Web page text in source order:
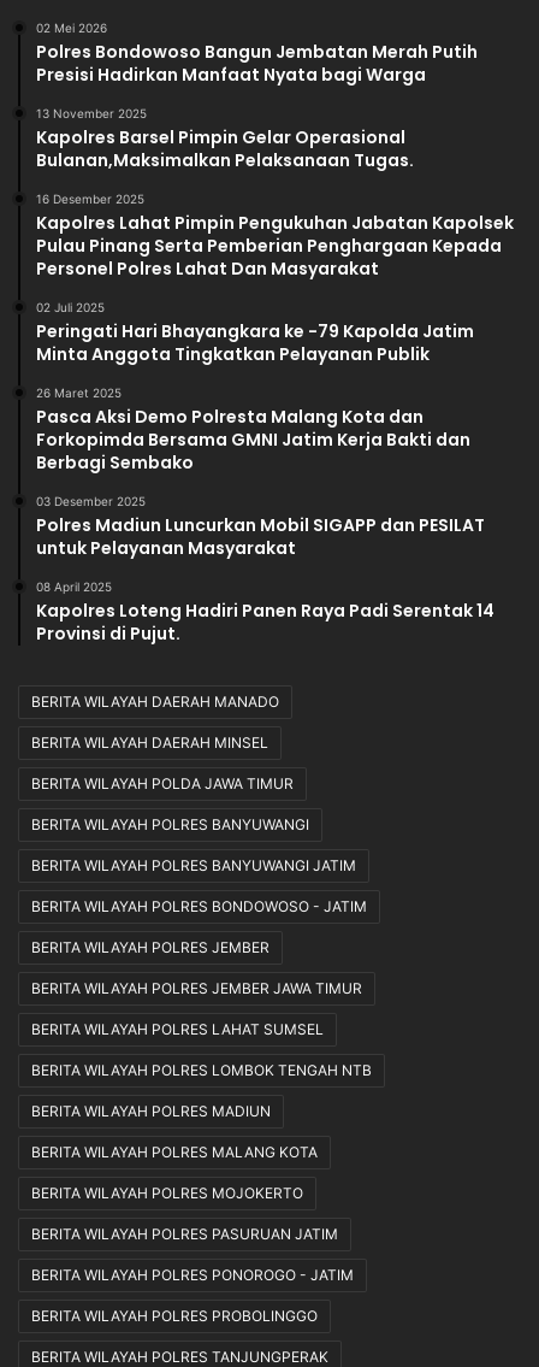
02 Mei 2026
Polres Bondowoso Bangun Jembatan Merah Putih
Presisi Hadirkan Manfaat Nyata bagi Warga
13 November 2025
Kapolres Barsel Pimpin Gelar Operasional
Bulanan,Maksimalkan Pelaksanaan Tugas.
16 Desember 2025
Kapolres Lahat Pimpin Pengukuhan Jabatan Kapolsek
Pulau Pinang Serta Pemberian Penghargaan Kepada
Personel Polres Lahat Dan Masyarakat
02 Juli 2025
Peringati Hari Bhayangkara ke -79 Kapolda Jatim
Minta Anggota Tingkatkan Pelayanan Publik
26 Maret 2025
Pasca Aksi Demo Polresta Malang Kota dan
Forkopimda Bersama GMNI Jatim Kerja Bakti dan
Berbagi Sembako
03 Desember 2025
Polres Madiun Luncurkan Mobil SIGAPP dan PESILAT
untuk Pelayanan Masyarakat
08 April 2025
Kapolres Loteng Hadiri Panen Raya Padi Serentak 14
Provinsi di Pujut.
BERITA WILAYAH DAERAH MANADO
BERITA WILAYAH DAERAH MINSEL
BERITA WILAYAH POLDA JAWA TIMUR
BERITA WILAYAH POLRES BANYUWANGI
BERITA WILAYAH POLRES BANYUWANGI JATIM
BERITA WILAYAH POLRES BONDOWOSO - JATIM
BERITA WILAYAH POLRES JEMBER
BERITA WILAYAH POLRES JEMBER JAWA TIMUR
BERITA WILAYAH POLRES LAHAT SUMSEL
BERITA WILAYAH POLRES LOMBOK TENGAH NTB
BERITA WILAYAH POLRES MADIUN
BERITA WILAYAH POLRES MALANG KOTA
BERITA WILAYAH POLRES MOJOKERTO
BERITA WILAYAH POLRES PASURUAN JATIM
BERITA WILAYAH POLRES PONOROGO - JATIM
BERITA WILAYAH POLRES PROBOLINGGO
BERITA WILAYAH POLRES TANJUNGPERAK